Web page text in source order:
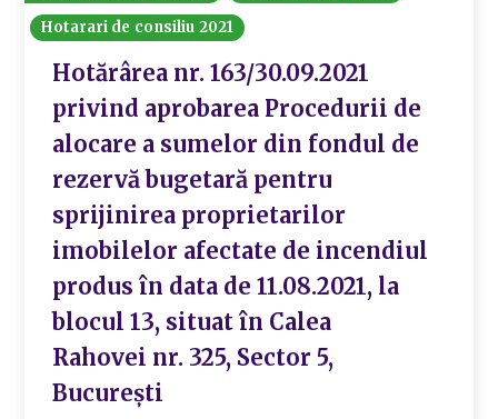
Hotarari de consiliu 2021
Hotărârea nr. 163/30.09.2021
privind aprobarea Procedurii de
alocare a sumelor din fondul de
rezervă bugetară pentru
sprijinirea proprietarilor
imobilelor afectate de incendiul
produs în data de 11.08.2021, la
blocul 13, situat în Calea
Rahovei nr. 325, Sector 5,
București